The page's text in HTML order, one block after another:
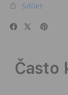
Sdílet
Často